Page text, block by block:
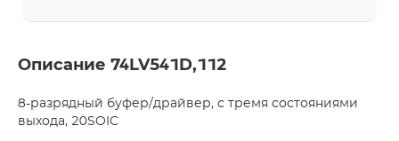
Описание 74LV541D,112
8-разрядный буфер/драйвер, с тремя состояниями
выхода, 20SOIC